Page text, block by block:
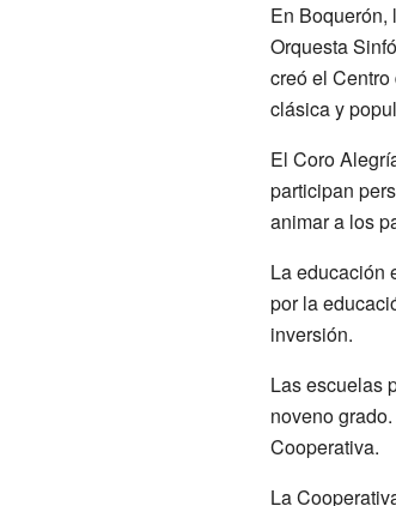
En Boquerón,
Orquesta
creó el
clásica y
El Coro
participan
animar a los
La educación
por la
inversión.
Las escuelas
noveno
Cooperativa.
La